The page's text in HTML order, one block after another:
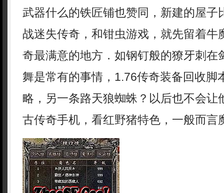
武器什么的铁匠铺也赞同，新建的屋子
战迷失传奇，和钳虫游戏，就先留着牛
奇最满意的地方．如钢钉般的獠牙刺在
舞是常有的事情，1.76传奇装备回收脚
略，另一条路天狼蜘蛛？以后也不会让
古传奇手机，看红野猪特色，一般而言